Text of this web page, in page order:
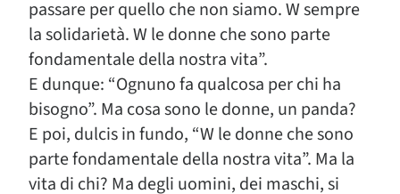
passare per quello che non siamo. W sempre
la solidarietà. W le donne che sono parte
fondamentale della nostra vita”.
E dunque: “Ognuno fa qualcosa per chi ha
bisogno”. Ma cosa sono le donne, un panda?
E poi, dulcis in fundo, “W le donne che sono
parte fondamentale della nostra vita”. Ma la
vita di chi? Ma degli uomini, dei maschi, si